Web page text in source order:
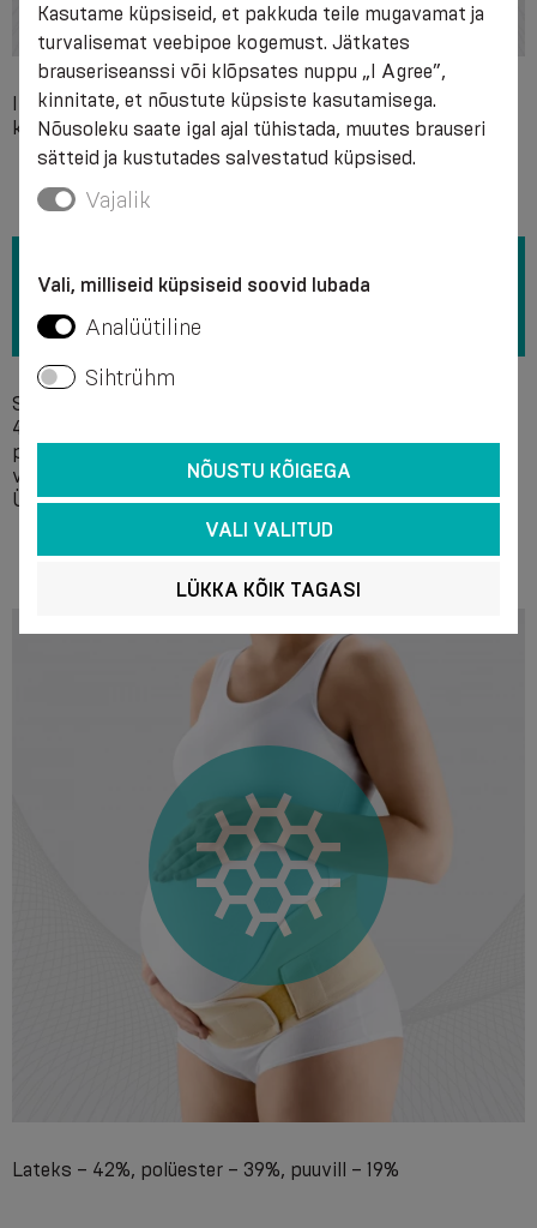
Individuaalne kokkusobimatus toote mis tahes
koostismaterjalidega.
Soovitame pesta käsitsi seebilahuses temperatuuril +
40°C ilma pleegitusvahendeid kasutamata. Ärge kasutage
puhastamiseks keemilisi aineid. Soovitatav on vesi õrnalt
välja pigistada ilma väänamata ja toodet laiali kuivatada.
Ühendage enne pesemist osade velcro kinnitused.
Lateks – 42%, polüester – 39%, puuvill – 19%
Kasutame küpsiseid, et pakkuda teile mugavamat ja
turvalisemat veebipoe kogemust. Jätkates
brauseriseanssi või klõpsates nuppu „I Agree”,
kinnitate, et nõustute küpsiste kasutamisega.
Nõusoleku saate igal ajal tühistada, muutes brauseri
sätteid ja kustutades salvestatud küpsised.
Vajalik
Vali, milliseid küpsiseid soovid lubada
Analüütiline
Sihtrühm
NÕUSTU KÕIGEGA
VALI VALITUD
LÜKKA KÕIK TAGASI